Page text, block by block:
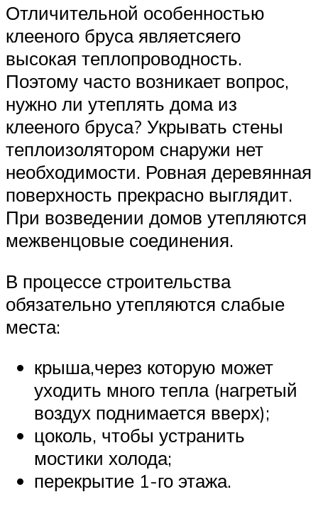
Отличительной особенностью
клееного бруса являетсяего
высокая теплопроводность.
Поэтому часто возникает вопрос,
нужно ли утеплять дома из
клееного бруса? Укрывать стены
теплоизолятором снаружи нет
необходимости. Ровная деревянная
поверхность прекрасно выглядит.
При возведении домов утепляются
межвенцовые соединения.
В процессе строительства
обязательно утепляются слабые
места:
крыша,через которую может
уходить много тепла (нагретый
воздух поднимается вверх);
цоколь, чтобы устранить
мостики холода;
перекрытие 1-го этажа.